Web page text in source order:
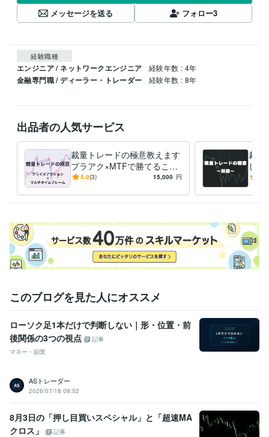
メッセージを送る
フォロー3
経験職種
エンジニア / ネットワークエンジニア 経験年数 : 4年
金融専門職 / ディーラー・トレーダー 経験年数 : 8年
出品者の人気サービス
裁量トレードの極意教えます
プラアク×MTFで勝てること
がわかります！
5.0(3) 15,000 円
裁量
し
トレ
このブログを見た人にオススメ
ローソク足1本だけで判断しない｜形・位置・前
後関係の3つの視点
記事
マネー・副業
ASトレーダー
2026/07/18 08:52
8月3日の「押し目買いスペシャル」と「超速MA
クロス」
記事